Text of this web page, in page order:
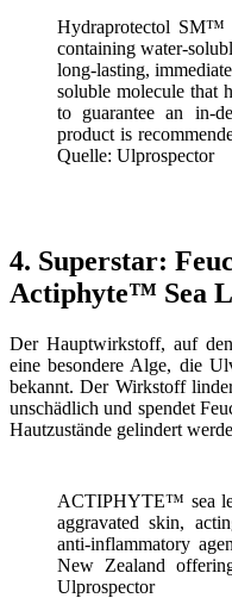
Hydraprotectol SM™
containing water-
long-lasting,
soluble molecule that
to guarantee an in-
product is
Quelle: Ulprospector
4. Superstar:
Actiphyte™ Sea
Der Hauptwirkstoff, auf
eine besondere Alge, die
bekannt. Der Wirkstoff
unschädlich und spendet
Hautzustände gelindert
ACTIPHYTE™ sea
aggravated skin,
anti-inflammatory
New Zealand
Ulprospector